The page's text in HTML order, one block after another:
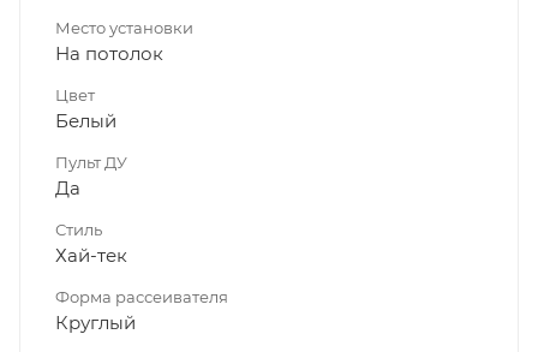
Место установки
На потолок
Цвет
Белый
Пульт ДУ
Да
Стиль
Хай-тек
Форма рассеивателя
Круглый